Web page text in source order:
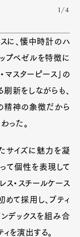
1/4
スに、懐中時計のハ
プベゼルを特徴に
マスターピース」の
新をしながらも、
精神の象徴だから
った。
サイズに魅力を凝
って個性を表現して
ス・スチールケース
て採用し、ブティ
デックスを組み合
を演出する。